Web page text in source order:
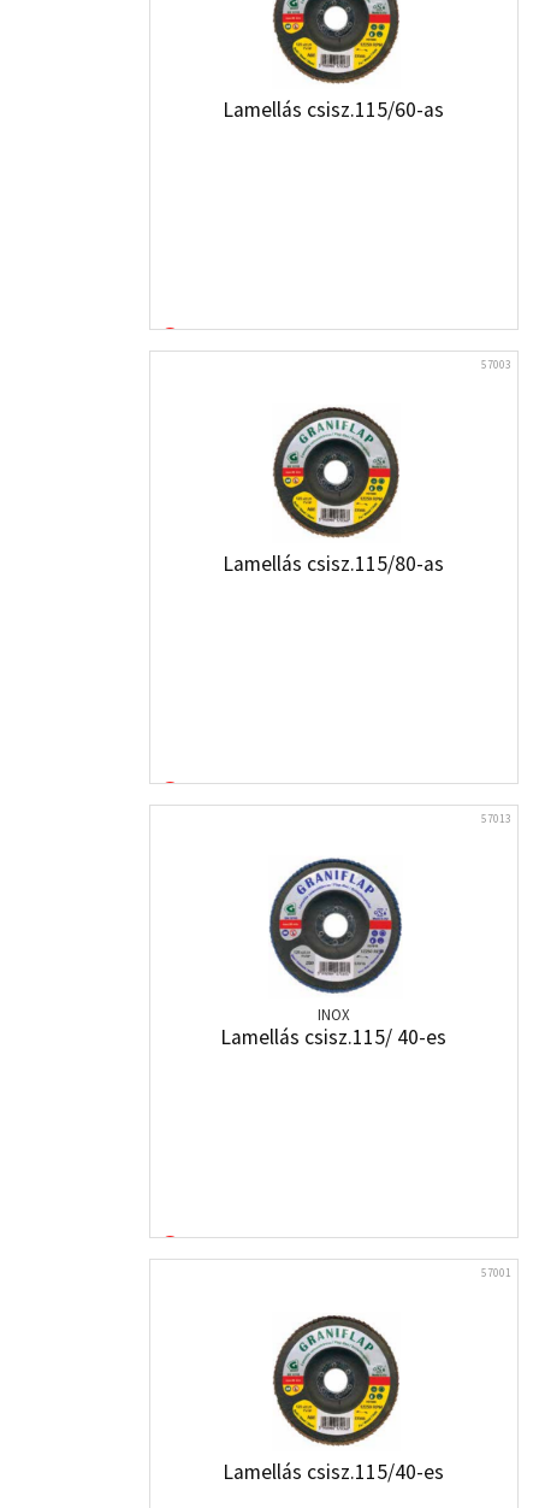
Lamellás csisz.115/60-as
57003
Lamellás csisz.115/80-as
57013
INOX
Lamellás csisz.115/ 40-es
57001
Lamellás csisz.115/40-es